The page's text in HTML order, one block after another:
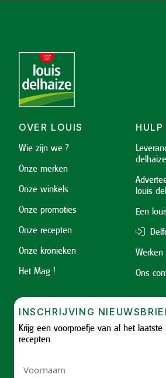
OVER LOUIS
Wie zijn we ?
Onze merken
Onze winkels
Onze promoties
Onze recepten
Onze kronieken
Het Mag !
HULP
delhaize
louis
Een
Ons
INSCHRIJVING
Krijg een voorproefje van al het
recepten.